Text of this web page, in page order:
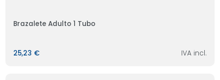
Brazalete Adulto 1 Tubo
25,23 € IVA incl.